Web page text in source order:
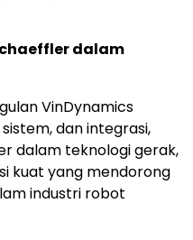
dalam
VinDynamics
dan integrasi,
dalam teknologi gerak,
kuat yang mendorong
industri robot